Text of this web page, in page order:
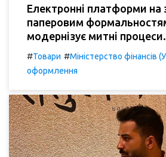
Електронні платформи на
паперовим
модернізує митні процеси.
#Товари #Міністерство фінансів
оформлення